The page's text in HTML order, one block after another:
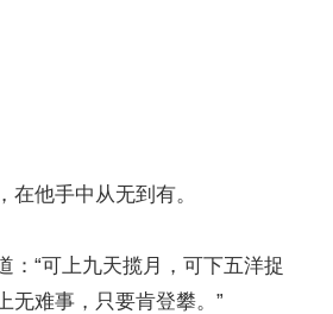
在他手中从无到有。
：“可上九天揽月，可下五洋捉
无难事，只要肯登攀。”